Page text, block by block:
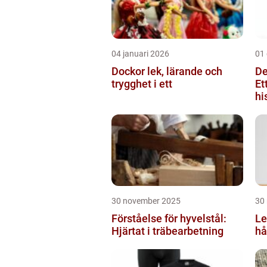
04 januari 2026
Dockor lek, lärande och
trygghet i ett
01
30 november 2025
Förståelse för hyvelstål:
Hjärtat i träbearbetning
30